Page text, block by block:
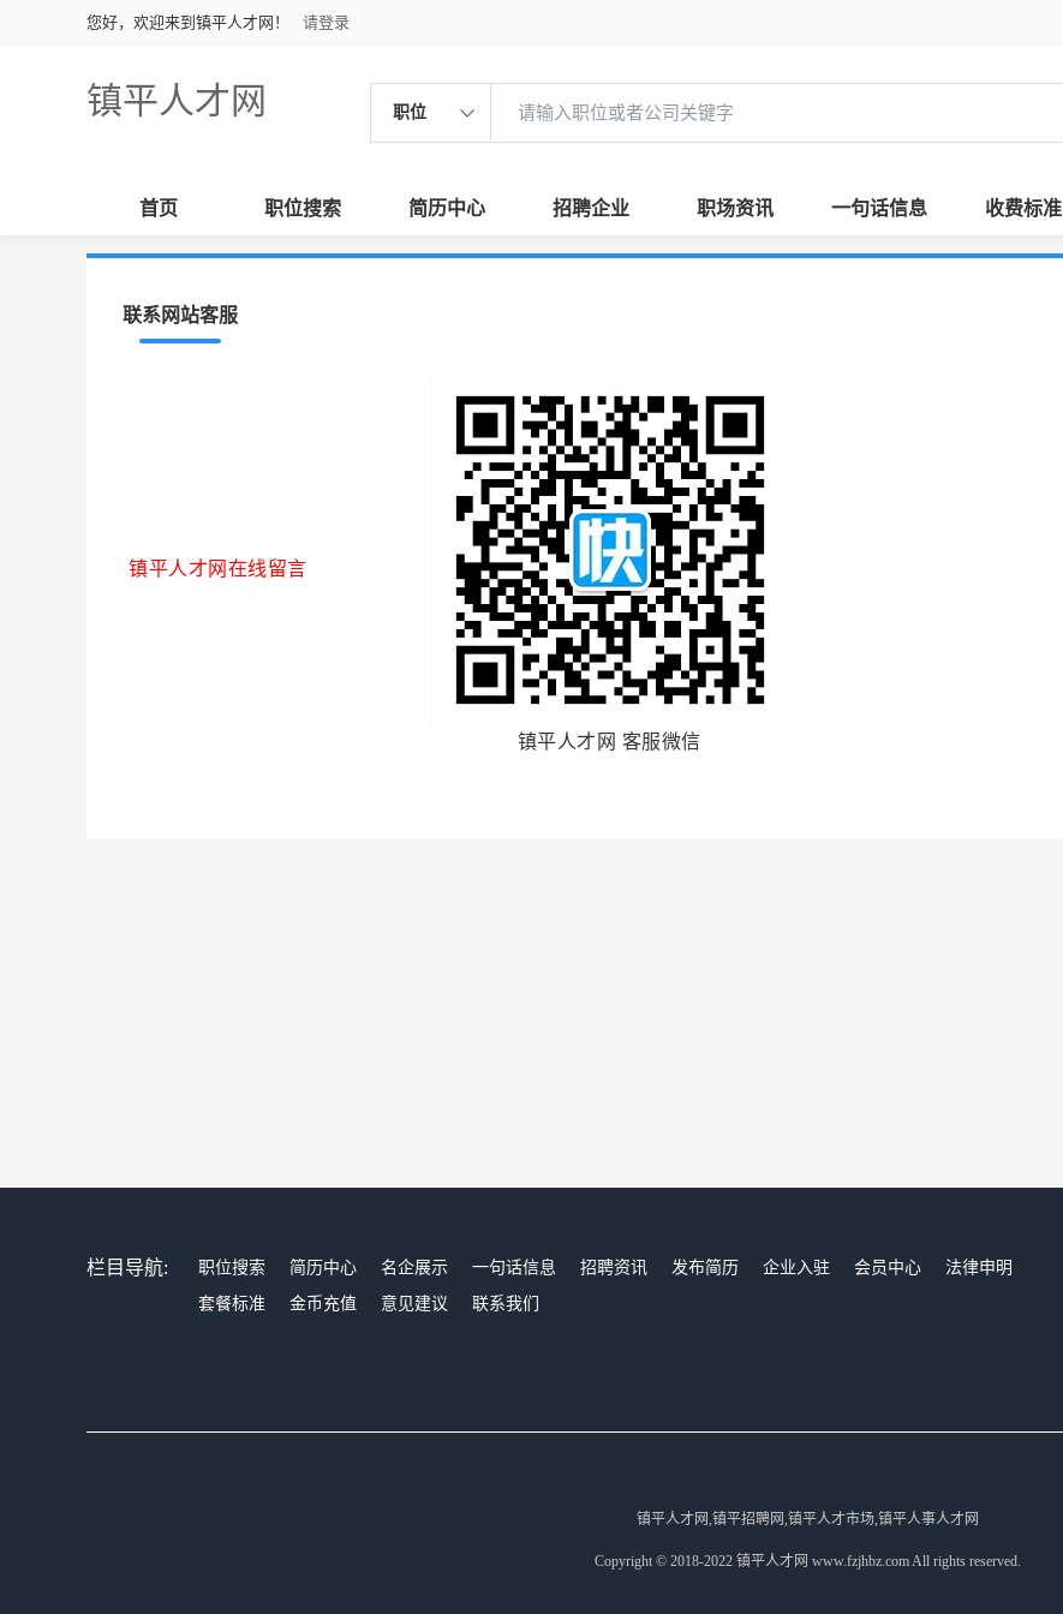
您好，欢迎来到镇平人才网！ 请登录
镇平人才网 职位
首页 职位搜索 简历中心 招聘企业 职场资讯 一句话信息 收费标准
联系网站客服
镇平人才网在线留言
镇平人才网 客服微信
栏目导航: 职位搜索 简历中心 名企展示 一句话信息 招聘资讯 发布简历 企业入驻 会员中心
法律申明
套餐标准
金币充值 意见建议 联系我们
镇平人才网,镇平招聘网,镇平人才市场,镇平人事人才网
Copyright © 2018-2022 镇平人才网 www.fzjhbz.com All rights reserved.